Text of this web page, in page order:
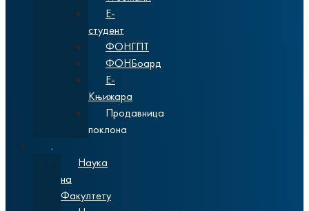
Е-
студент
ФОНГПТ
ФОНБоард
Е-
Књижара
Продавница
поклона
Наука
на
Факултету